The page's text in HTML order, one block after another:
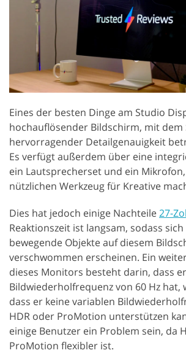
Eines der besten Dinge am Studio
hochauflösender Bildschirm, mit dem
hervorragender Detailgenauigkeit
Es verfügt außerdem über eine
ein Lautsprecherset und ein
nützlichen Werkzeug für Kreative
Dies hat jedoch einige Nachteile27-
Reaktionszeit ist langsam, sodass
bewegende Objekte auf diesem
verschwommen erscheinen. Ein
dieses Monitors besteht darin, dass
Bildwiederholfrequenz von 60 Hz hat,
dass er keine variablen
HDR oder ProMotion unterstützen
einige Benutzer ein Problem sein, da
ProMotion flexibler ist.